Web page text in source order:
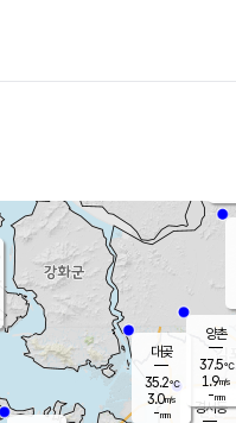
경서동
대곶
35.2℃
3.0m/s
-mm
양촌
37.5℃
1.9m/s
-mm